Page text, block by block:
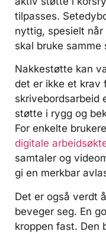
tilpasses.
nyttig, spesielt
skal bruke samme
Nakkestøtte kan
det er ikke et krav
skrivebordsarbeid
støtte i rygg og
For enkelte
digitale
samtaler og
gi en merkbar
Det er også verdt
beveger seg. En
kroppen fast. Den